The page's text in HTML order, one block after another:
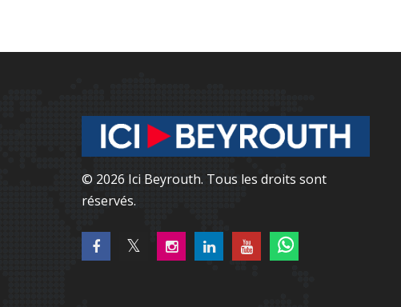
© 2026 Ici Beyrouth. Tous les droits sont
réservés.